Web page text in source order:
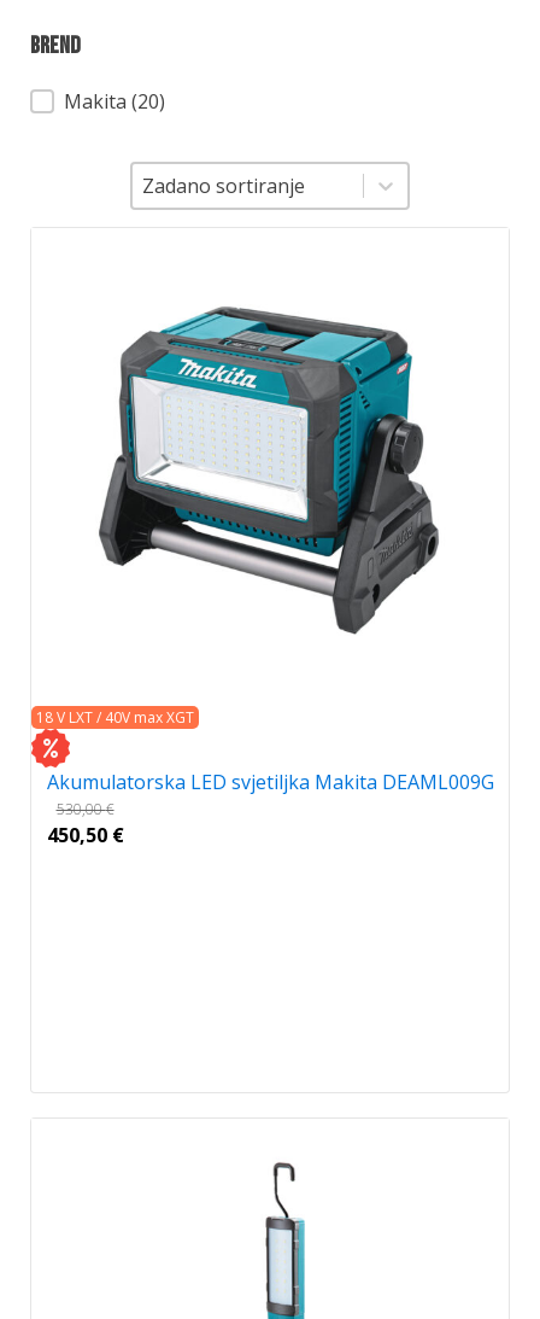
Brend
Brend
Makita (20)
Sortiranje
Zadano sortiranje
Sortiranje
18 V LXT / 40V max XGT
Akumulatorska LED svjetiljka Makita DEAML009G
530,00€
450,50 €